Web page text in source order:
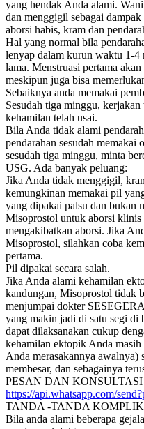
yang hendak Anda alami.
dan menggigil sebagai
aborsi habis, kram dan
Hal yang normal bila
lenyap dalam kurun waktu 1-4
lama. Menstruasi pertama
meskipun juga bisa
Sebaiknya anda memakai
Sesudah tiga minggu,
kehamilan telah usai.
Bila Anda tidak alami
pendarahan sesudah memakai
sesudah tiga minggu, minta
USG. Ada banyak peluang:
Jika Anda tidak menggigil,
kemungkinan memakai pil
yang dipakai palsu dan bukan
Misoprostol untuk aborsi klinis
mengakibatkan aborsi. Jika
Misoprostol, silahkan coba
pertama.
Pil dipakai secara salah.
Jika Anda alami kehamilan
kandungan, Misoprostol tidak
menjumpai dokter
yang makin jadi di satu segi di
dapat dilaksanakan cukup
kehamilan ektopik Anda
Anda merasakannya awalnya)
membesar, dan sebagainya
PESAN DAN
https://api.whatsapp.com/
TANDA -TANDA
Bila anda alami beberapa